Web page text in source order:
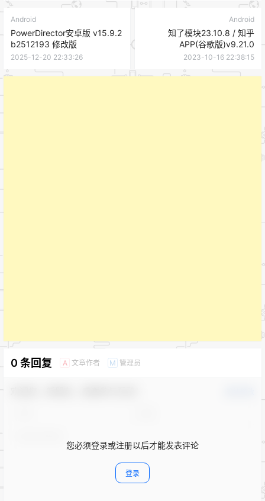
Android
PowerDirector安卓版 v15.9.2
b2512193 修改版
2025-12-20 22:33:26
Android
知了模块23.10.8 / 知乎
APP(谷歌版)v9.21.0
2023-10-16 22:38:15
0 条回复 A 文章作者 M 管理员
您必须登录或注册以后才能发表评论
登录